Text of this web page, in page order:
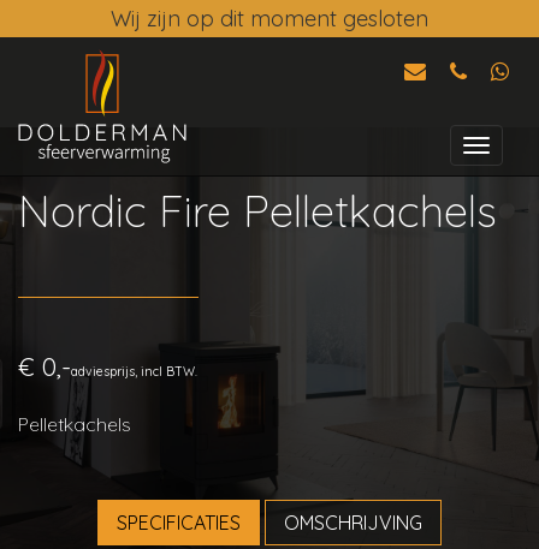
Wij zijn op dit moment gesloten
Nordic Fire Pelletkachels
€ 0,-adviesprijs, incl BTW.
Pelletkachels
SPECIFICATIES OMSCHRIJVING